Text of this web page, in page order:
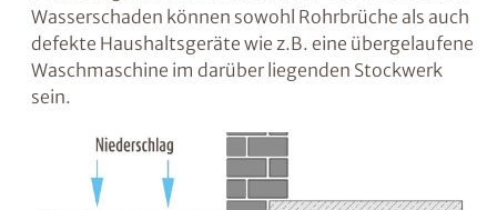
„kapillar aufsteigende“ Feuchtigkeit ist in
vielen Fällen der Grund für
Feuchtigkeitsprobleme in erdberührten
Räumen wie dem Keller. Es kann auch
Wärmebrücken entstehen.
Wasserschädentreten meist unerwartet auf,